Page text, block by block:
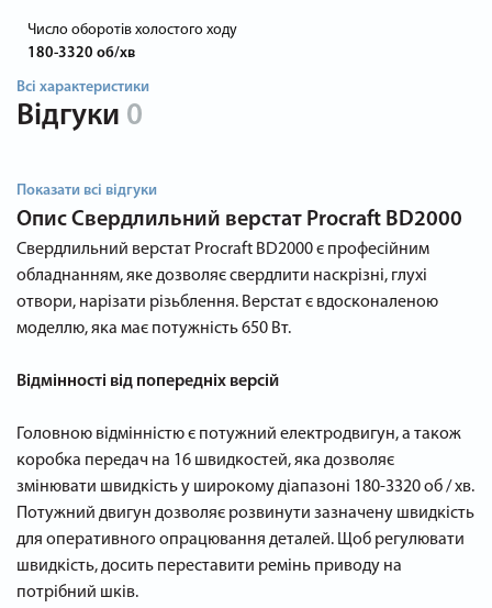
Число оборотів холостого ходу
180-3320 об/хв
Всі характеристики
Відгуки 0
Показати всі відгуки
Опис Свердлильний верстат Procraft BD2000
Свердлильний верстат Procraft BD2000 є професійним
обладнанням, яке дозволяє свердлити наскрізні, глухі
отвори, нарізати різьблення. Верстат є вдосконаленою
моделлю, яка має потужність 650 Вт.
Відмінності від попередніх версій
Головною відмінністю є потужний електродвигун, а також
коробка передач на 16 швидкостей, яка дозволяє
змінювати швидкість у широкому діапазоні 180-3320 об / хв.
Потужний двигун дозволяє розвинути зазначену швидкість
для оперативного опрацювання деталей. Щоб регулювати
швидкість, досить переставити ремінь приводу на
потрібний шків.